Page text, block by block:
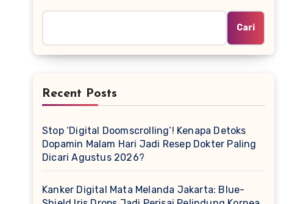
Cari
Recent Posts
Stop ‘Digital Doomscrolling’! Kenapa Detoks
Dopamin Malam Hari Jadi Resep Dokter Paling
Dicari Agustus 2026?
Kanker Digital Mata Melanda Jakarta: Blue-